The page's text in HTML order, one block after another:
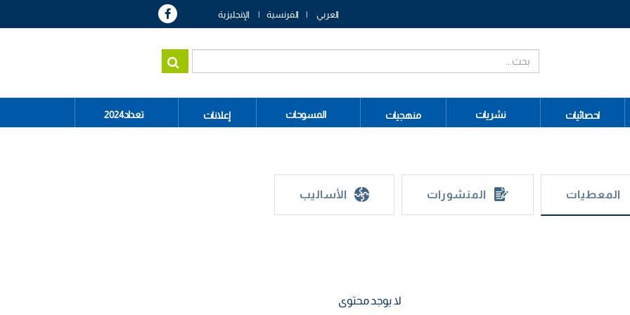
العربي الفرنسية الإنجليزية
احصائيات نشريات منهجيات المسوحات إعلانات تعداد2024
المعطيات المنشورات الأساليب
لا يوجد محتوى